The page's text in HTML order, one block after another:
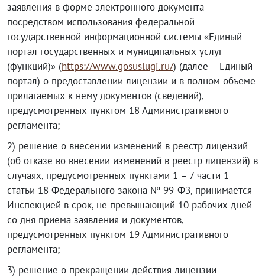
заявления в форме электронного документа
посредством использования федеральной
государственной информационной системы «Единый
портал государственных и муниципальных услуг
(функций)» (https://www.gosuslugi.ru/) (далее – Единый
портал) о предоставлении лицензии и в полном объеме
прилагаемых к нему документов (сведений),
предусмотренных пунктом 18 Административного
регламента;
2) решение о внесении изменений в реестр лицензий
(об отказе во внесении изменений в реестр лицензий) в
случаях, предусмотренных пунктами 1 – 7 части 1
статьи 18 Федерального закона № 99-ФЗ, принимается
Инспекцией в срок, не превышающий 10 рабочих дней
со дня приема заявления и документов,
предусмотренных пунктом 19 Административного
регламента;
3) решение о прекращении действия лицензии